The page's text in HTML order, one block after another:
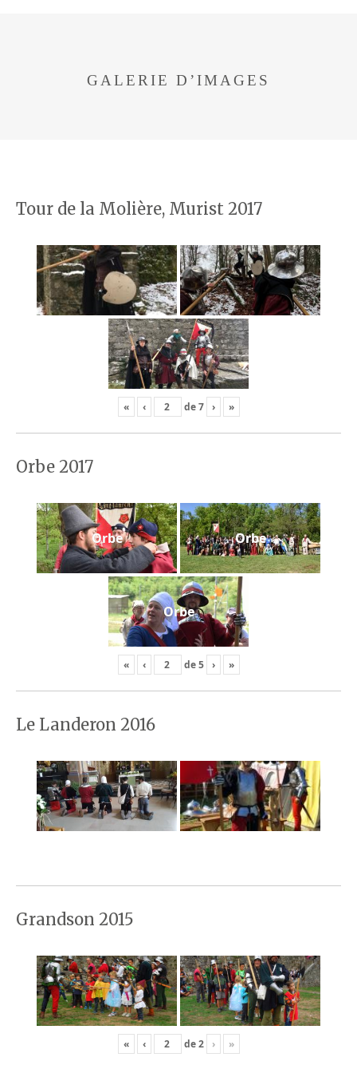
GALERIE D’IMAGES
Tour de la Molière, Murist 2017
« ‹ de7 › »
Orbe 2017
Orbe Orbe
Orbe
« ‹ de5 › »
Le Landeron 2016
Grandson 2015
« ‹ de2 › »